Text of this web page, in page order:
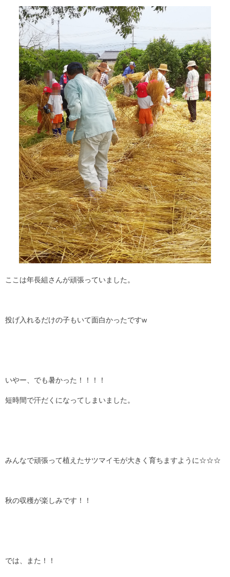
ここは年長組さんが頑張っていました。
投げ入れるだけの子もいて面白かったですw
いやー、でも暑かった！！！！
短時間で汗だくになってしまいました。
みんなで頑張って植えたサツマイモが大きく育ちますように☆☆☆
秋の収穫が楽しみです！！
では、また！！